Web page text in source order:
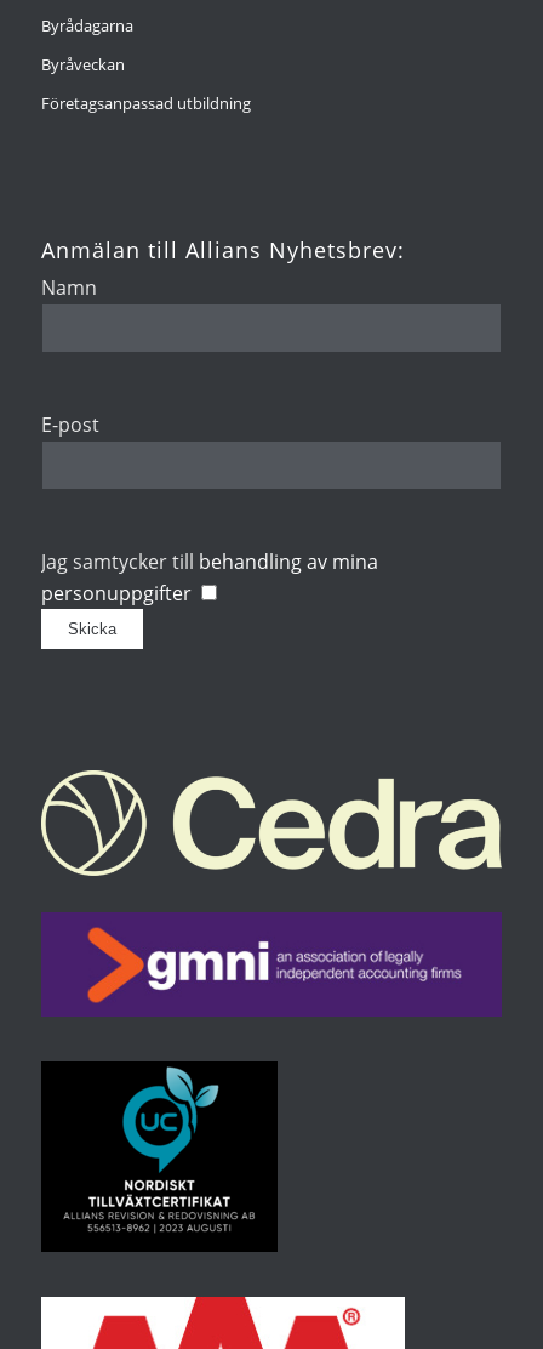
Byrådagarna
Byråveckan
Företagsanpassad utbildning
Anmälan till Allians Nyhetsbrev:
Namn
E-post
Jag samtycker till behandling av mina
personuppgifter